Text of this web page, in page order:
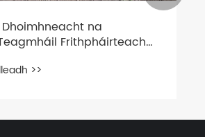
na
Frithpháirteach
>>